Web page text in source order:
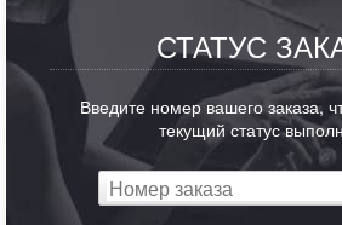
СТАТУС
Введите номер вашего заказа,
текущий статус